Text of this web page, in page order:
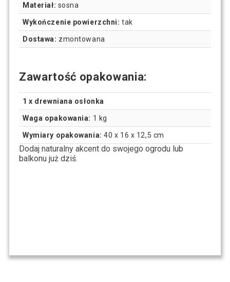
Materiał: sosna
Wykończenie powierzchni: tak
Dostawa: zmontowana
Zawartość opakowania:
1 x drewniana osłonka
Waga opakowania: 1 kg
Wymiary opakowania: 40 x 16 x 12,5 cm
Dodaj naturalny akcent do swojego ogrodu lub
balkonu już dziś.